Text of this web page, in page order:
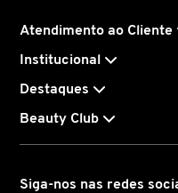
Atendimento ao Cliente
Institucional
Destaques
Beauty Club
Siga-nos nas redes